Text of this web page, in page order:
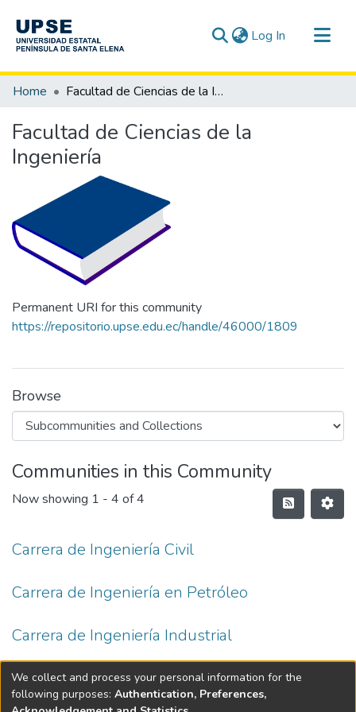
Log In (current)
Communities & Collections
Statistics
Home Facultad de Ciencias de la Ingeniería
Facultad de Ciencias de la
Ingeniería
Permanent URI for this community
https://repositorio.upse.edu.ec/handle/46000/1809
Browse
Communities in this Community
Now showing 1 - 4 of 4
Carrera de Ingeniería Civil
Carrera de Ingeniería en Petróleo
Carrera de Ingeniería Industrial
Carrera de Petróleos
We collect and process your personal information for the
following purposes: Authentication, Preferences,